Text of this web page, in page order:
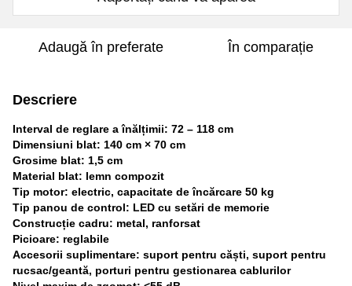
Adaugă în preferate În comparație
Descriere
Interval de reglare a înălțimii: 72 – 118 cm
Dimensiuni blat: 140 cm × 70 cm
Grosime blat: 1,5 cm
Material blat: lemn compozit
Tip motor: electric, capacitate de încărcare 50 kg
Tip panou de control: LED cu setări de memorie
Construcție cadru: metal, ranforsat
Picioare: reglabile
Accesorii suplimentare: suport pentru căști, suport pentru
rucsac/geantă, porturi pentru gestionarea cablurilor